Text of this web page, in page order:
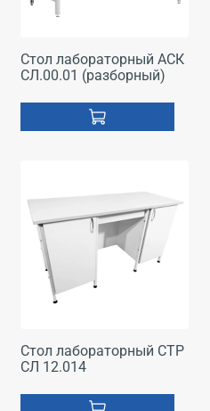
Стол лабораторный АСК
СЛ.00.01 (разборный)
Стол лабораторный СТР
СЛ 12.014